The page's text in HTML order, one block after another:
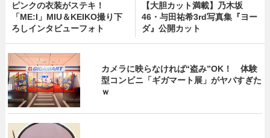
ピンクの衣装がステキ！
「ME:I」MIU＆KEIKO撮り下
ろしインタビューフォト
【大胆カット満載】乃木坂
46・与田祐希3rd写真集『ヨー
ダ』公開カット
カメラに映らなければ“盗み”OK！ 体験
型コンビニ「ギガマート展」がヤバすぎた
ｗ